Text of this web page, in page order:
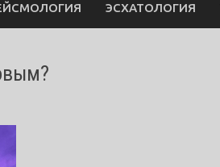
ЭСХАТОЛОГИЯ